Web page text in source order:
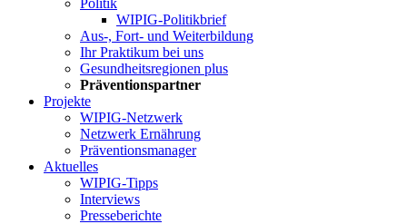
Politik
WIPIG-Politikbrief
Aus-, Fort- und Weiterbildung
Ihr Praktikum bei uns
Gesundheitsregionen plus
Präventionspartner
Projekte
WIPIG-Netzwerk
Netzwerk Ernährung
Präventionsmanager
Aktuelles
WIPIG-Tipps
Interviews
Presseberichte